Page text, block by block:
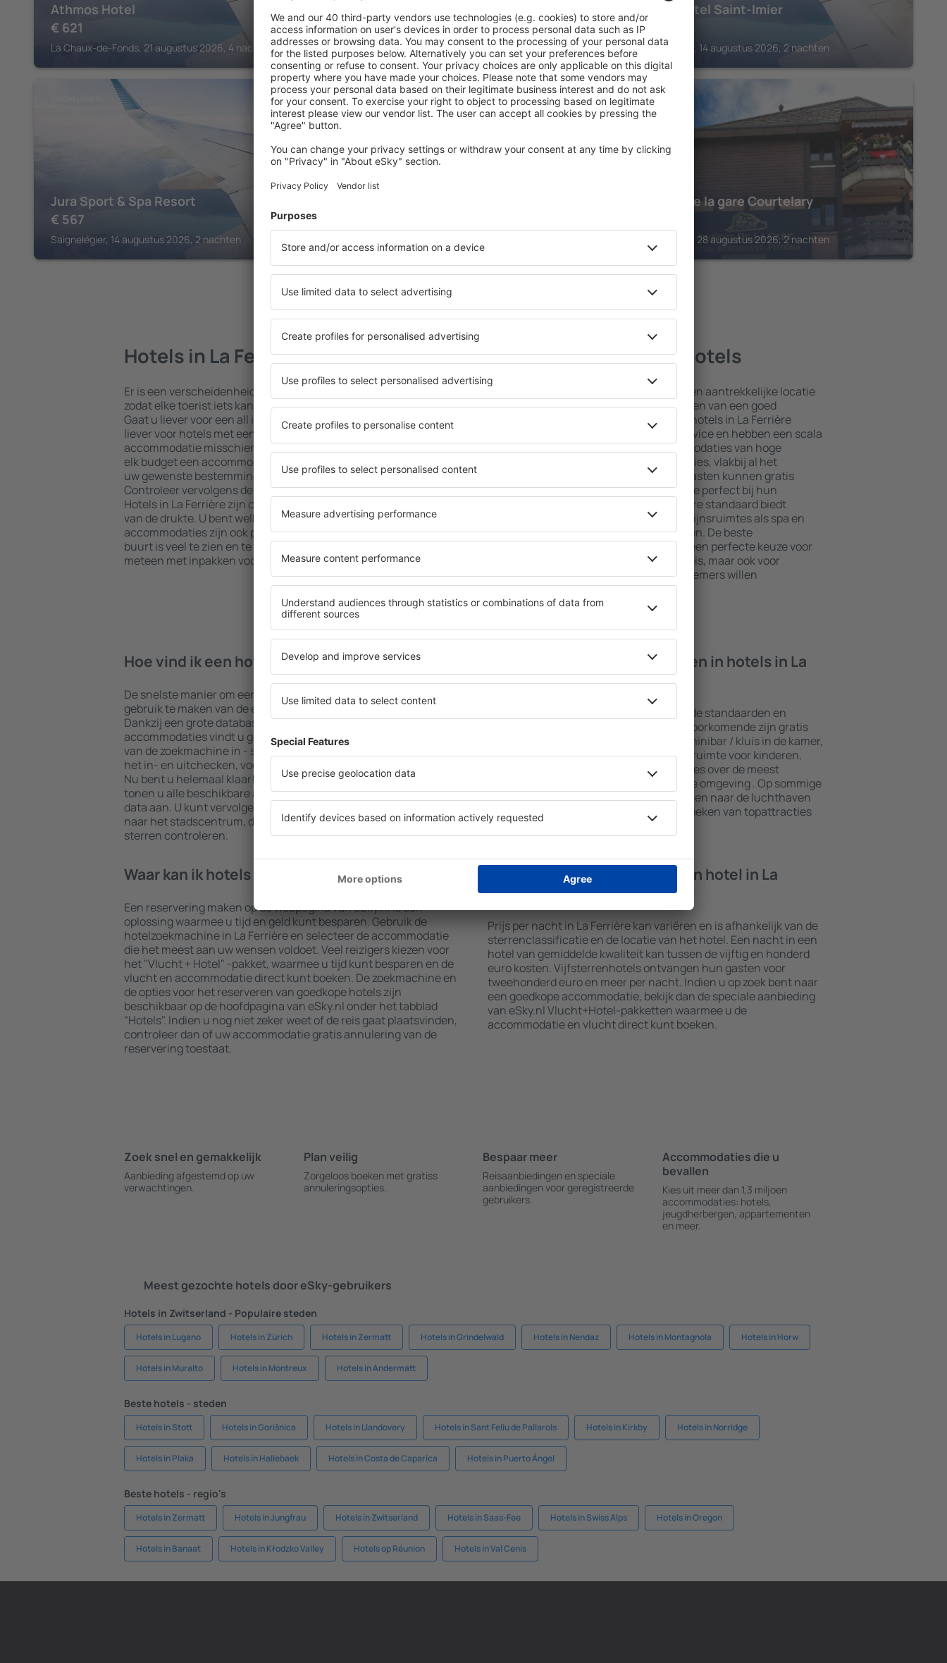
Athmos Hotel
€ 621
La Chaux-de-Fonds, 21 augustus 2026, 4 nachten
Hotel CIP
€ 687
Tramelan, 21 augustus 2026, 4 nachten
Hota Hotel Saint-Imier
€
Saint-Imier, 14 augustus 2026, 2 nachten
Jura Sport & Spa Resort
€ 567
Saignelégier, 14 augustus 2026, 2 nachten
SAIGNELÉGIER COURTELARY
Buffet de la gare Courtelary
Courtelary, 28 augustus 2026, 2 nachten
Meer hotels bekijken in La Ferrière
Hotels in La Ferrière
Er is een verscheidenheid aan hotels beschikbaar in La Ferrière,
zodat elke toerist iets kan vinden dat aan zijn behoeften voldoet.
Gaat u liever voor een all inclusive hoogstaand hotel of gaat u
liever voor hotels met een gezellige sfeer? Is een goedkope
accommodatie misschien iets voor u? Met onze hulp kunt u voor
elk budget een accommodatie boeken in La Ferrière. Selecteer
uw gewenste bestemming en de standaard van het hotel.
Controleer vervolgens de betaalmethoden en annuleringsopties.
Hotels in La Ferrière zijn centraal gelegen maar iets verder weg
van de drukte. U bent welkom voor een langer verblijf maar de
accommodaties zijn ook perfect voor een korter verblijf. In de
buurt is veel te zien en te doen. Kies een geschikt hotel en begin
meteen met inpakken voor uw reis of zakenreis!
La Ferrière - de beste hotels
Een verscheidenheid aan diensten en een aantrekkelijke locatie
zijn enkele van de belangrijkste elementen van een goed
ontworpen all-inclusive hotel. De beste hotels in La Ferrière
garanderen de hoogste standaard in service en hebben een scala
aan faciliteiten voor de gasten. Accommodaties van hoge
kwaliteit bevinden zich op de beste locaties, vlakbij al het
belangrijke amusement in La Ferrière. Gasten kunnen gratis
parkeren en een kamer of suite kiezen die perfect bij hun
behoeften past. Een hotel met een hogere standaard biedt
gewoonlijk gevarieerde opties zoals welzijnsruimtes als spa en
fitness, evenals activiteiten voor kinderen. De beste
accommodaties in La Ferrière zijn altijd een perfecte keuze voor
stellen, gezinnen en mensen op zakenreis, maar ook voor
bedrijven die workshops voor hun werknemers willen
organiseren.
Hoe vind ik een hotel in La Ferrière?
De snelste manier om een hotel in La Ferrière te vinden, is door
gebruik te maken van de eSky zoekmachine voor accommodaties.
Dankzij een grote database met een verscheidenheid aan
accommodaties vindt u gegarandeerd wat u zoekt. Vul de velden
van de zoekmachine in - selecteer uw locatie, kies de datum van
het in- en uitchecken, voeg dan het aantal gasten en kamers toe.
Nu bent u helemaal klaar! De resultaten van uw zoekopdracht
tonen u alle beschikbare accommodaties op de geselecteerde
data aan. U kunt vervolgens eenvoudig de afstand van het hotel
naar het stadscentrum, de betalingsmethoden en het aantal
sterren controleren.
Welke faciliteiten kan ik vinden in hotels in La
Ferrière?
Hotels in La Ferrière hebben verschillende standaarden en
faciliteiten voor hun gasten. De meest voorkomende zijn gratis
wifi, wellnessruimtes met een spa, een minibar / kluis in de kamer,
restaurants, een eetgedeelte, een speelruimte voor kinderen,
gratis parkeren en informatieve brochures over de meest
interessante toeristische attracties in de omgeving . Op sommige
locaties bieden hotels ook transport van en naar de luchthaven
aan. Soms moedigen hotels ook het bezoeken van topattracties
in La Ferrière aan.
Waar kan ik hotels in La Ferrière boeken?
Een reservering maken op de webpagina van eSky.nl is een
oplossing waarmee u tijd en geld kunt besparen. Gebruik de
hotelzoekmachine in La Ferrière en selecteer de accommodatie
die het meest aan uw wensen voldoet. Veel reizigers kiezen voor
het "Vlucht + Hotel" -pakket, waarmee u tijd kunt besparen en de
vlucht en accommodatie direct kunt boeken. De zoekmachine en
de opties voor het reserveren van goedkope hotels zijn
beschikbaar op de hoofdpagina van eSky.nl onder het tabblad
"Hotels". Indien u nog niet zeker weet of de reis gaat plaatsvinden,
controleer dan of uw accommodatie gratis annulering van de
reservering toestaat.
Hoeveel kost een nacht in een hotel in La
Ferrière?
Prijs per nacht in La Ferrière kan variëren en is afhankelijk van de
sterrenclassificatie en de locatie van het hotel. Een nacht in een
hotel van gemiddelde kwaliteit kan tussen de vijftig en honderd
euro kosten. Vijfsterrenhotels ontvangen hun gasten voor
tweehonderd euro en meer per nacht. Indien u op zoek bent naar
een goedkope accommodatie, bekijk dan de speciale aanbieding
van eSky.nl Vlucht+Hotel-pakketten waarmee u de
accommodatie en vlucht direct kunt boeken.
Zoek snel en gemakkelijk
Aanbieding afgestemd op uw
verwachtingen.
Plan veilig
Zorgeloos boeken met gratiss
annuleringsopties.
Bespaar meer
Reisaanbiedingen en speciale
aanbiedingen voor geregistreerde
gebruikers.
Accommodaties die u
bevallen
Kies uit meer dan 1,3 miljoen
accommodaties: hotels,
jeugdherbergen, appartementen
en meer.
Meest gezochte hotels door eSky-gebruikers
Hotels in Zwitserland - Populaire steden
Hotels in Lugano Hotels in Zürich Hotels in Zermatt Hotels in Grindelwald Hotels in Nendaz Hotels in Montagnola Hotels in Horw
Hotels in Muralto Hotels in Montreux Hotels in Andermatt
Beste hotels - steden
Hotels in Stott Hotels in Gorišnica Hotels in Llandovery Hotels in Sant Feliu de Pallarols Hotels in Kirkby Hotels in Norridge
Hotels in Plaka Hotels in Hallebaek Hotels in Costa de Caparica Hotels in Puerto Ángel
Beste hotels - regio's
Hotels in Zermatt Hotels in Jungfrau Hotels in Zwitserland Hotels in Saas-Fee Hotels in Swiss Alps Hotels in Oregon
Hotels in Banaat Hotels in Kłodzko Valley Hotels op Réunion Hotels in Val Cenis